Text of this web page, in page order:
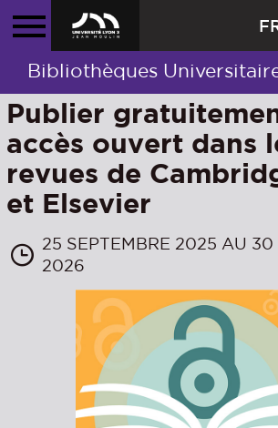
Bibliothèques
Publier
accès ouvert dans
revues de
et Elsevier
25 SEPTEMBRE 2025 AU 30
2026